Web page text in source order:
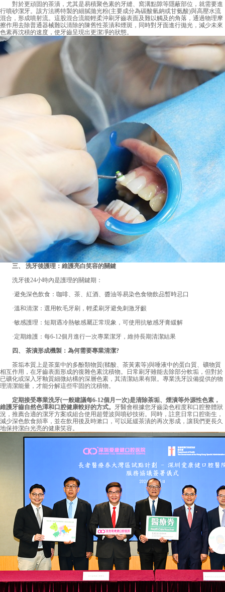
對於更頑固的茶漬，尤其是易積聚色素的牙縫、窩溝點隙等隱蔽部位，就需要進
行噴砂潔牙。該方法將特製的細膩拋光粉(主要成分為碳酸氫鈉或甘氨酸)與高壓水流
混合，形成噴射流。這股混合流能輕柔沖刷牙齒表面及難以觸及的角落，通過物理摩
擦作用去除普通器械難以清除的陳舊性茶漬和煙斑，同時對牙面進行拋光，減少未來
色素再沈積的速度，使牙齒呈現出更潔凈的狀態。
三、 洗牙後護理：維護亮白笑容的關鍵
洗牙後24小時內是護理的關鍵期：
·避免深色飲食：咖啡、茶、紅酒、醬油等易染色食物飲品暫時忌口
·溫和清潔：選用軟毛牙刷，輕柔刷牙避免刺激牙齦
·敏感護理：短期遇冷熱敏感屬正常現象，可使用抗敏感牙膏緩解
·定期維護：每6-12個月進行一次專業潔牙，維持長期清潔結果
四、 茶漬形成機製：為何需要專業清潔?
茶垢本質上是茶葉中的多酚類物質(鞣酸、茶黃素等)與唾液中的蛋白質、礦物質
相互作用，在牙齒表面形成的復雜色素沈積物。日常刷牙雖能去除部分軟垢，但對於
已礦化或深入牙釉質細微結構的深層色素，其清潔結果有限。專業洗牙設備提供的物
理清潔能量，才能分解這些牢固的沈積物。
定期接受專業洗牙(一般建議每6-12個月一次)是清除茶垢、煙漬等外源性色素，
維護牙齒自然色澤和口腔健康較好的方式。 牙醫會根據您牙齒染色程度和口腔整體狀
況，推薦合適的潔牙方案或組合使用超聲波與噴砂技術。同時，註意日常口腔衛生，
減少深色飲食頻率，並在飲用後及時漱口，可以延緩茶漬的再次形成，讓我們更長久
地保持潔白光亮的健康笑容。